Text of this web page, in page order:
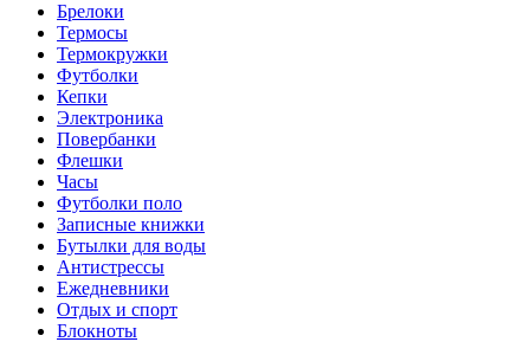
Брелоки
Термосы
Термокружки
Футболки
Кепки
Электроника
Повербанки
Флешки
Часы
Футболки поло
Записные книжки
Бутылки для воды
Антистрессы
Ежедневники
Отдых и спорт
Блокноты